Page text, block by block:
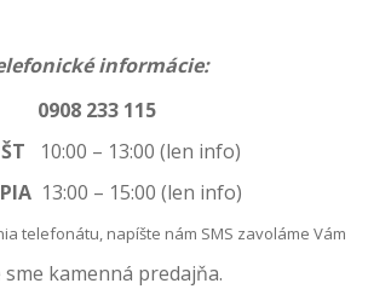
informácie:
0908 233 115
10:00 – 13:00 (len info)
13:00 – 15:00 (len info)
telefonátu, napíšte nám SMS zavoláme Vám
sme kamenná predajňa.